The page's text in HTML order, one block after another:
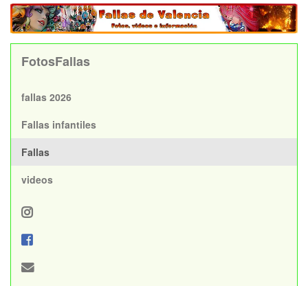
FotosFallas
fallas 2026
Fallas infantiles
Fallas
videos